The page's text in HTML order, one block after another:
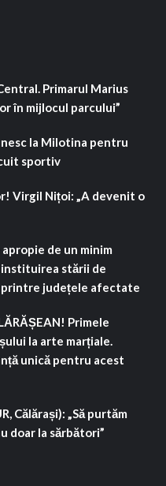
Primarul Marius
în mijlocul parcului”
la Milotina pentru
sportiv
Virgil Nițoi: „A devenit o
apropie de un minim
instituirea stării de
printre județele afectate
Primele
la arte marțiale.
unică pentru acest
Călărași): „Să purtăm
doar la sărbători”